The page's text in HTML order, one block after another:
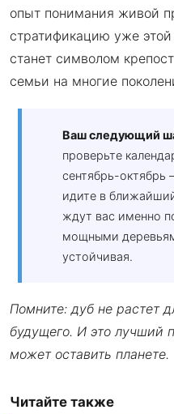
опыт понимания живой
стратификацию уже
станет символом
семьи на многие
Ваш следующий
проверьте
сентябрь-октябрь
идите в
ждут вас именно
мощными
устойчивая.
Помните: дуб не растет
будущего. И это лучший
может оставить планете.
Читайте также